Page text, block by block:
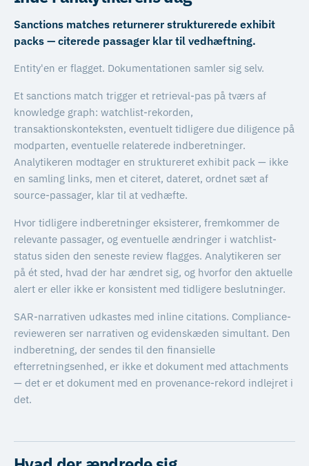
Sanctions matches returnerer strukturerede exhibit
packs — citerede passager klar til vedhæftning.
Entity'en er flagget. Dokumentationen samler sig selv.
Et sanctions match trigger et retrieval-pas på tværs af
knowledge graph: watchlist-rekorden,
transaktionskonteksten, eventuelt tidligere due diligence på
modparten, eventuelle relaterede indberetninger.
Analytikeren modtager en struktureret exhibit pack — ikke
en samling links, men et citeret, dateret, ordnet sæt af
source-passager, klar til at vedhæfte.
Hvor tidligere indberetninger eksisterer, fremkommer de
relevante passager, og eventuelle ændringer i watchlist-
status siden den seneste review flagges. Analytikeren ser
på ét sted, hvad der har ændret sig, og hvorfor den aktuelle
alert er eller ikke er konsistent med tidligere beslutninger.
SAR-narrativen udkastes med inline citations. Compliance-
revieweren ser narrativen og evidenskæden simultant. Den
indberetning, der sendes til den finansielle
efterretningsenhed, er ikke et dokument med attachments
— det er et dokument med en provenance-rekord indlejret i
det.